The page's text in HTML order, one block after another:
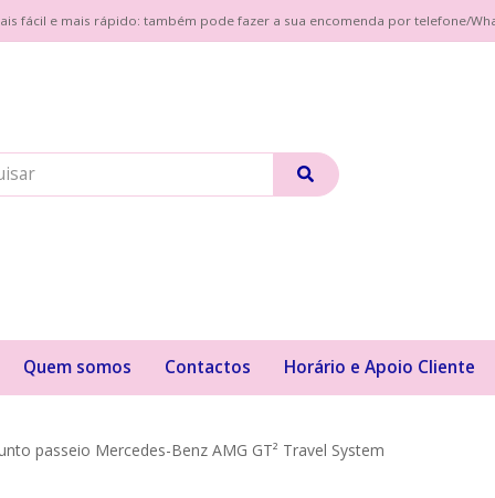
fácil e mais rápido: também pode fazer a sua encomenda por telefone/
Quem somos Contactos Horário e Apoio Cliente
passeio Mercedes-Benz AMG GT² Travel System